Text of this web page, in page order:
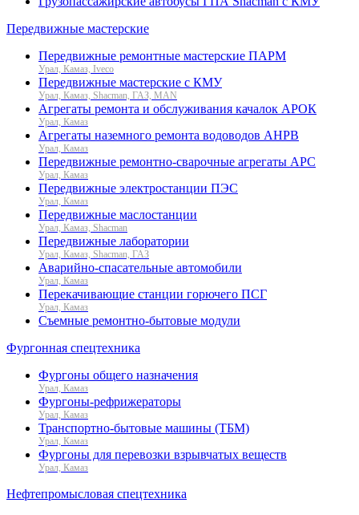
Передвижные мастерские
Передвижные ремонтные мастерские ПАРМ
Урал, Камаз, Iveco
Передвижные мастерские с КМУ
Урал, Камаз, Shacman, ГАЗ, MAN
Агрегаты ремонта и обслуживания качалок АРОК
Урал, Камаз
Агрегаты наземного ремонта водоводов АНРВ
Урал, Камаз
Передвижные ремонтно-сварочные агрегаты АРС
Урал, Камаз
Передвижные электростанции ПЭС
Урал, Камаз
Передвижные маслостанции
Урал, Камаз, Shacman
Передвижные лаборатории
Урал, Камаз, Shacman, ГАЗ
Аварийно-спасательные автомобили
Урал, Камаз
Перекачивающие станции горючего ПСГ
Урал, Камаз
Съемные ремонтно-бытовые модули
Фургонная спецтехника
Фургоны общего назначения
Урал, Камаз
Фургоны-рефрижераторы
Урал, Камаз
Транспортно-бытовые машины (ТБМ)
Урал, Камаз
Фургоны для перевозки взрывчатых веществ
Урал, Камаз
Нефтепромысловая спецтехника